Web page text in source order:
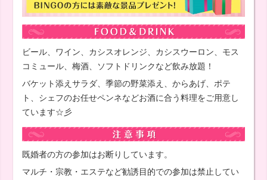
ビール、ワイン、カシスオレンジ、カシスウーロン、モス
コミュール、梅酒、ソフトドリンクなど飲み放題！
バケット添えサラダ、季節の野菜添え、からあげ、ポテ
ト、シェフのお任せペンネなどお酒に合う料理をご用意し
ています☆彡
既婚者の方の参加はお断りしています。
マルチ・宗教・エステなど勧誘目的での参加は禁止してい